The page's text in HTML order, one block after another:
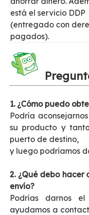
está el servicio DDP
(entregado con
pagados).
1. ¿Cómo puedo
Podría
su producto y
puerto de destino,
y luego podríamos
2. ¿Qué debo
envío?
Podrías darnos
ayudamos a